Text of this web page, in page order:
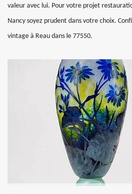
valeur avec lui. Pour votre projet
Nancy soyez prudent dans votre choix.
vintage à Reau dans le 77550.